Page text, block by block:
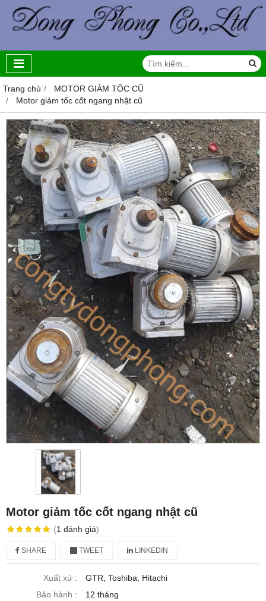
Trang chủ
MOTOR GIẢM TỐC CŨ
Motor giảm tốc cốt ngang nhật cũ
Motor giảm tốc cốt ngang nhật cũ
(1 đánh giá)
SHARE TWEET LINKEDIN
Xuất xứ :
GTR, Toshiba, Hitachi
Bảo hành :
12 tháng